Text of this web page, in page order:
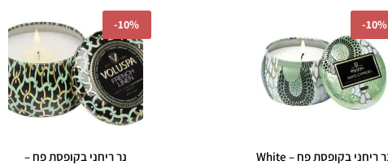
10%
-
נר ריחני בקופסת פח – White
היה:
₪79.00.
הוא:
₪71.10.
10%
-
נר ריחני בקופסת פח –
המקורי
היה:
₪79.00.
הנוכחי
₪71.10.